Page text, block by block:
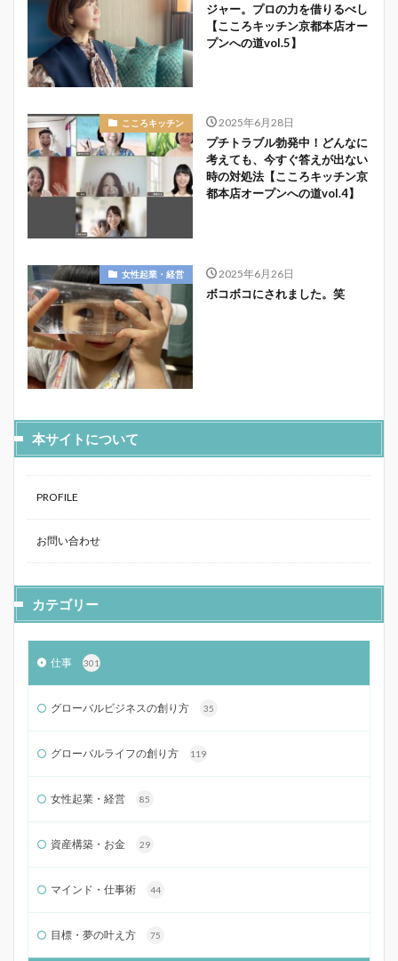
ジャー。プロの力を借りるべし
【こころキッチン京都本店オー
プンへの道vol.5】
こころキッチン 2025年6月28日
プチトラブル勃発中！どんなに
考えても、今すぐ答えが出ない
時の対処法【こころキッチン京
都本店オープンへの道vol.4】
女性起業・経営 2025年6月26日
ボコボコにされました。笑
本サイトについて
PROFILE
お問い合わせ
カテゴリー
仕事 301
グローバルビジネスの創り方 35
グローバルライフの創り方 119
女性起業・経営 85
資産構築・お金 29
マインド・仕事術 44
目標・夢の叶え方 75